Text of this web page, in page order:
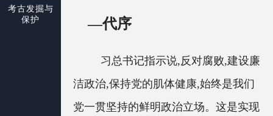
考古发掘与
保护
—代序
习总书记指示说,反对腐败,建设廉
洁政治,保持党的肌体健康,始终是我们
党一贯坚持的鲜明政治立场。这是实现